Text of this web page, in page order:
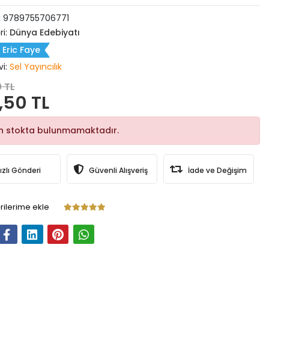
9789755706771
Dünya Edebiyatı
Eric Faye
Sel Yayıncılık
TL
TL
stokta bulunmamaktadır.
Gönderi Güvenli Alışveriş İade ve Değişim
ekle